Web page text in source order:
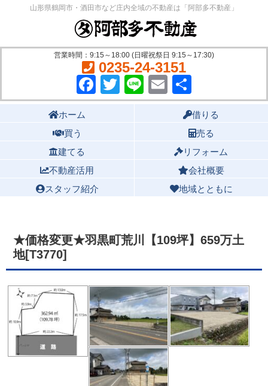
山形県鶴岡市・酒田市など庄内全域の不動産は「阿部多不動産」
営業時間：9:15～18:00 (日曜祝祭日 9:15～17:30)
0235-24-3151
Facebook
Twitter
LineEmail
有
ホーム
借りる
買う
売る
建てる
リフォーム
不動産活用
会社概要
スタッフ紹介
地域とともに
★価格変更★羽黒町荒川【109坪】659万土
地[T3770]